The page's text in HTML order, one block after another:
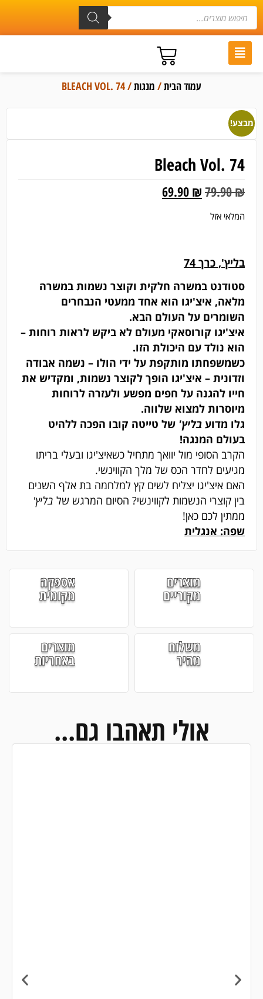
עמוד הבית/ מנגות/ BLEACH VOL. 74
מבצע!
Bleach Vol. 74
79.90₪
69.90 ₪
המלאי אזל
בליץ', כרך 74
סטודנט במשרה חלקית וקוצר נשמות במשרה
מלאה, איצ'יגו הוא אחד ממעטי הנבחרים
השומרים על העולם הבא.
איצ'יגו קורוסאקי מעולם לא ביקש לראות רוחות –
הוא נולד עם היכולת הזו.
כשמשפחתו מותקפת על ידי הולו – נשמה אבודה
וזדונית – איצ'יגו הופך לקוצר נשמות, ומקדיש את
חייו להגנה על חפים מפשע ולעזרה לרוחות
מיוסרות למצוא שלווה.
גלו מדוע בליץ' של טייטה קובו הפכה ללהיט
בעולם המנגה!
הקרב הסופי מול יוואך מתחיל כשאיצ'יגו ובעלי בריתו
מגיעים לחדר הכס של מלך הקווינשי.
האם איצ'יגו יצליח לשים קץ למלחמה בת אלף השנים
בין קוצרי הנשמות לקווינשי? הסיום המרגש של בליץ'
ממתין לכם כאן!
שפה: אנגלית
מוצרים
מקוריים
אספקה
מקומית
משלוח
מהיר
מוצרים
באחריות
אולי תאהבו גם...